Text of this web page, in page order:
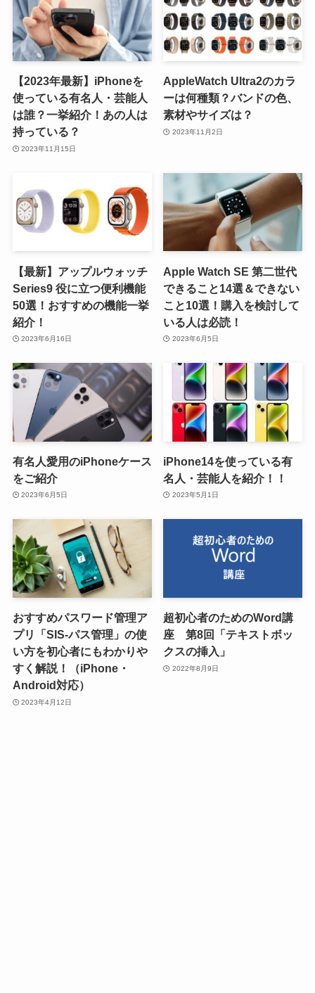
【2023年最新】iPhoneを
使っている有名人・芸能人
は誰？一挙紹介！あの人は
持っている？
2023年11月15日
AppleWatch Ultra2のカラ
ーは何種類？バンドの色、
素材やサイズは？
2023年11月2日
【最新】アップルウォッチ
Series9 役に立つ便利機能
50選！おすすめの機能一挙
紹介！
2023年6月16日
Apple Watch SE 第二世代
できること14選＆できない
こと10選！購入を検討して
いる人は必読！
2023年6月5日
有名人愛用のiPhoneケース
をご紹介
2023年6月5日
iPhone14を使っている有
名人・芸能人を紹介！！
2023年5月1日
おすすめパスワード管理ア
プリ「SIS-パス管理」の使
い方を初心者にもわかりや
すく解説！（iPhone・
Android対応）
2023年4月12日
超初心者のためのWord講
座 第8回「テキストボッ
クスの挿入」
2022年8月9日